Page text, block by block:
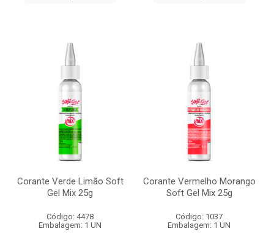
Corante Verde Limão Soft
Gel Mix 25g
Código: 4478
Embalagem: 1 UN
Corante Vermelho Morango
Soft Gel Mix 25g
Código: 1037
Embalagem: 1 UN